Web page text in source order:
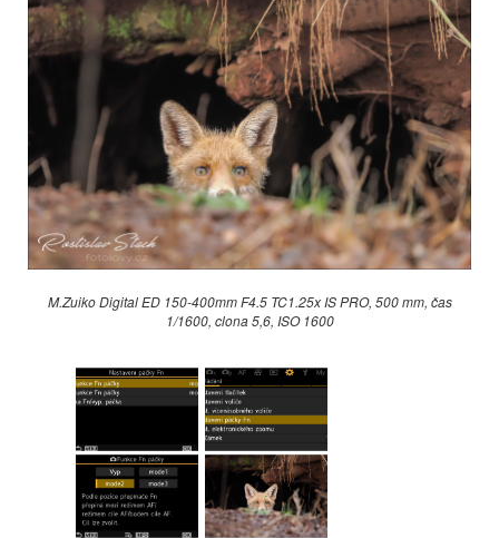
M.Zuiko Digital ED 150-400mm F4.5 TC1.25x IS PRO, 500 mm, čas
1/1600, clona 5,6, ISO 1600